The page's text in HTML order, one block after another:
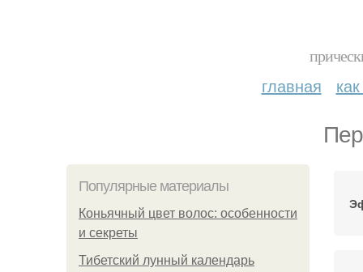
главная
Популярные материалы
Коньячный цвет волос: особенности
и секреты
Тибетский лунный календарь